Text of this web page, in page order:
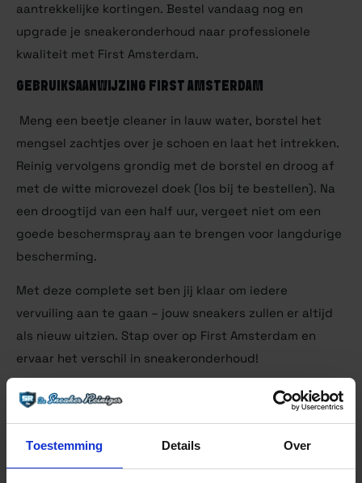
Toestemming Details Over
aantrekkelijke kortingen. Bestel vandaag nog en
upgrade je sneakeronderhoud naar professionele
kwaliteit met First Amsterdam.
GEBRUIKSAANWIJZING FIRST AMSTERDAM
Meng een beetje cleaner in lauw water, borstel het
mengsel zachtjes over je schoen en laat het intrekken.
Reinig vervolgens grondig met de borstel en droog af
met de witte microvezel doek (los bij te bestellen). Na
een droogtijd van een half uur, vergeet niet om een
goede beschermspray aan te brengen voor langdurige
bescherming.
Met deze complete set ben jij klaar om iedere
vervuiling aan te gaan – jouw sneakers zullen er altijd
als nieuw uitzien. Stap over op First Amsterdam en
ervaar het verschil in sneakeronderhoud!
TIP: Ga je delicate materialen cleanen zoals mesh,
vergeet dan niet de zachte DFNS Premium borstel mee
te bestellen.